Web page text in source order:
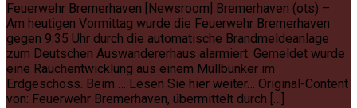
Feuerwehr Bremerhaven [Newsroom] Bremerhaven (ots) –
Am heutigen Vormittag wurde die Feuerwehr Bremerhaven
gegen 9:35 Uhr durch die automatische Brandmeldeanlage
zum Deutschen Auswandererhaus alarmiert. Gemeldet wurde
eine Rauchentwicklung aus einem Müllbunker im
Erdgeschoss. Beim … Lesen Sie hier weiter… Original-Content
von: Feuerwehr Bremerhaven, übermittelt durch […]